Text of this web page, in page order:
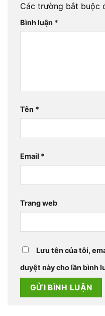
Các trường bắt buộc
Bình luận *
Tên *
Email *
Trang web
Lưu tên của tôi,
duyệt này cho lần bình